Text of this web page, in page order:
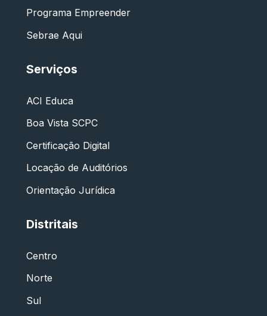
Programa Empreender
Sebrae Aqui
Serviços
ACI Educa
Boa Vista SCPC
Certificação Digital
Locação de Auditórios
Orientação Jurídica
Distritais
Centro
Norte
Sul